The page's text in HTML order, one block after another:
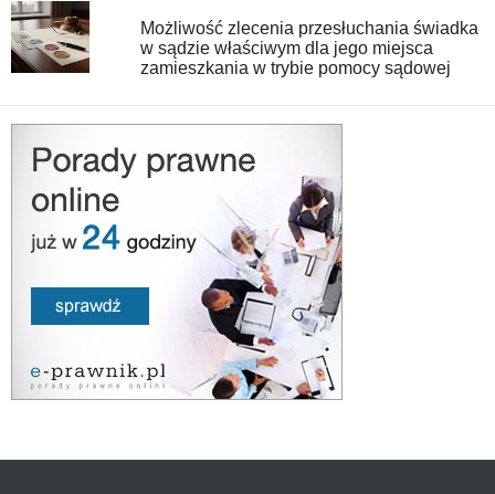
Możliwość zlecenia przesłuchania świadka
w sądzie właściwym dla jego miejsca
zamieszkania w trybie pomocy sądowej